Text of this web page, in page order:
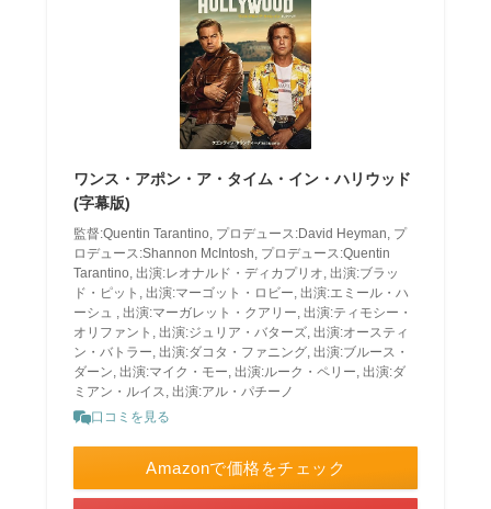
ワンス・アポン・ア・タイム・イン・ハリウッド
(字幕版)
監督:Quentin Tarantino, プロデュース:David Heyman, プ
ロデュース:Shannon McIntosh, プロデュース:Quentin
Tarantino, 出演:レオナルド・ディカプリオ, 出演:ブラッ
ド・ピット, 出演:マーゴット・ロビー, 出演:エミール・ハ
ーシュ , 出演:マーガレット・クアリー, 出演:ティモシー・
オリファント, 出演:ジュリア・バターズ, 出演:オースティ
ン・バトラー, 出演:ダコタ・ファニング, 出演:ブルース・
ダーン, 出演:マイク・モー, 出演:ルーク・ペリー, 出演:ダ
ミアン・ルイス, 出演:アル・パチーノ
口コミを見る
Amazonで価格をチェック